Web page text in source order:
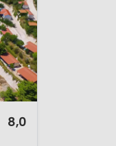
8,0